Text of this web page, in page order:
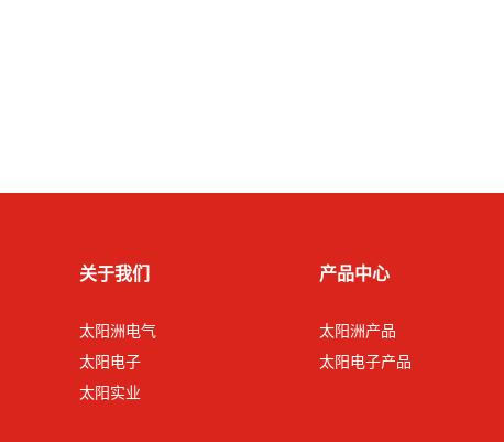
关于我们
太阳洲电气
太阳电子
太阳实业
产品中心
太阳洲产品
太阳电子产品